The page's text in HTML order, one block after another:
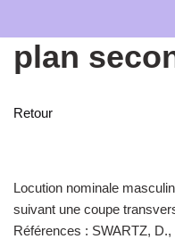
Aller
au
plan
Retour
Locution nominale
suivant une coupe
Références : SWARTZ,